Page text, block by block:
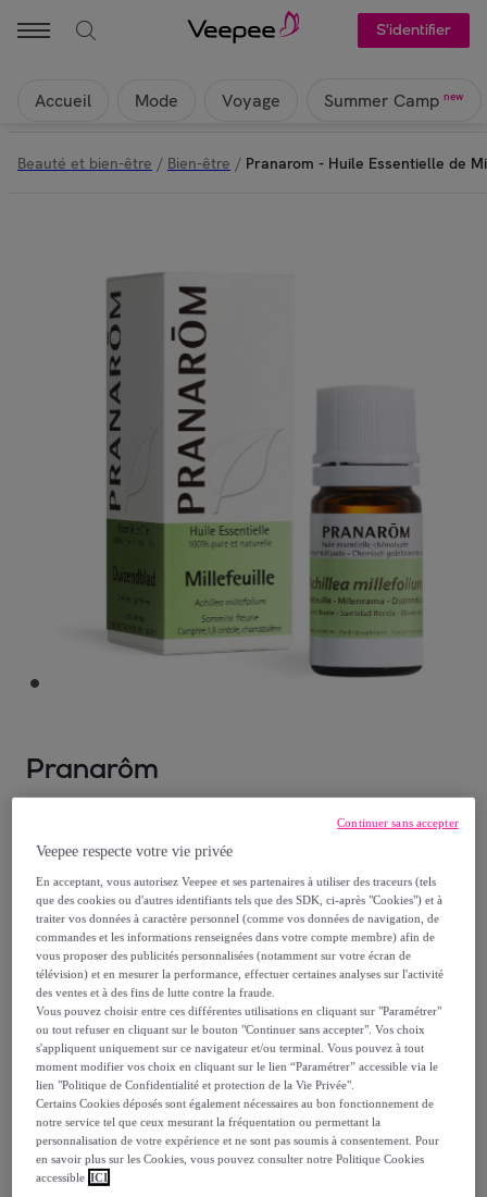
S'identifier
Accueil Mode Voyage Summer Camp new
Beauté et bien-être / Bien-être / Pranarom - Huile Essentielle de
Pranarôm
Pranarom - Huile Essentielle de Millefeuille -
5 ml
Modèle : Pranarom - Huile Essentielle de
Millefeuille - 5 ml
20,95 €
Vendu parI Natural Health
Livraison
Livraison à partir de
Veepee respecte votre vie privée
En acceptant, vous autorisez Veepee et ses partenaires à utiliser des traceurs (tels
que des cookies ou d'autres identifiants tels que des SDK, ci-après "Cookies") et à
traiter vos données à caractère personnel (comme vos données de navigation, de
commandes et les informations renseignées dans votre compte membre) afin de
vous proposer des publicités personnalisées (notamment sur votre écran de
télévision) et en mesurer la performance, effectuer certaines analyses sur l'activité
des ventes et à des fins de lutte contre la fraude.
Vous pouvez choisir entre ces différentes utilisations en cliquant sur "Paramétrer"
ou tout refuser en cliquant sur le bouton "Continuer sans accepter". Vos choix
s'appliquent uniquement sur ce navigateur et/ou terminal. Vous pouvez à tout
moment modifier vos choix en cliquant sur le lien “Paramétrer” accessible via le
lien "Politique de Confidentialité et protection de la Vie Privée".
Certains Cookies déposés sont également nécessaires au bon fonctionnement de
notre service tel que ceux mesurant la fréquentation ou permettant la
personnalisation de votre expérience et ne sont pas soumis à consentement. Pour
en savoir plus sur les Cookies, vous pouvez consulter notre Politique Cookies
accessible ICI
Continuer sans accepter